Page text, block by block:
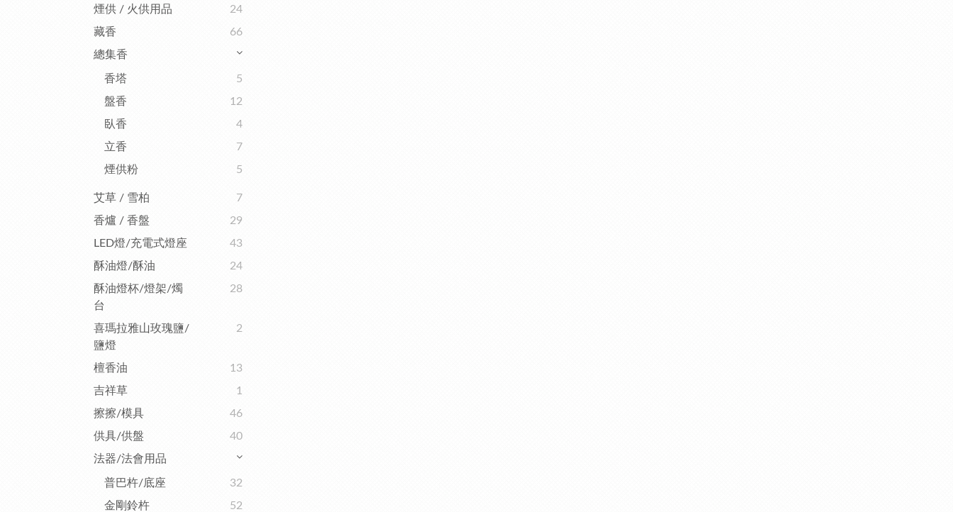
煙供 / 火供用品
24
藏香
66
總集香
香塔
5
盤香
12
臥香
4
立香
7
煙供粉
5
艾草 / 雪柏
7
香爐 / 香盤
29
LED燈/充電式燈座
43
酥油燈/酥油
24
酥油燈杯/燈架/燭
台
28
喜瑪拉雅山玫瑰鹽/
鹽燈
2
檀香油
13
吉祥草
1
擦擦/模具
46
供具/供盤
40
法器/法會用品
普巴杵/底座
32
金剛鈴杵
52